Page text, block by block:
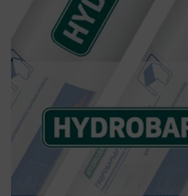
HYDROBARRIER е
хидроизолация от чешки
е предназначено за
покриви с предимно
изпълнява ролята на защита